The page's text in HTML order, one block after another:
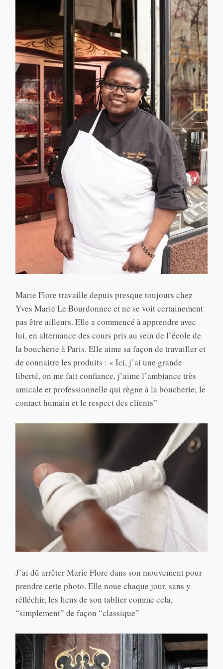
Marie Flore travaille depuis presque toujours chez
Yves Marie Le Bourdonnec et ne se voit certainement
pas être ailleurs. Elle a commencé à apprendre avec
lui, en alternance des cours pris au sein de l’école de
la boucherie à Paris. Elle aime sa façon de travailler et
de connaitre les produits : « Ici, j’ai une grande
liberté, on me fait confiance, j’aime l’ambiance très
amicale et professionnelle qui règne à la boucherie; le
contact humain et le respect des clients”
J’ai dû arrêter Marie Flore dans son mouvement pour
prendre cette photo. Elle noue chaque jour, sans y
réfléchir, les liens de son tablier comme cela,
“simplement” de façon “classique”